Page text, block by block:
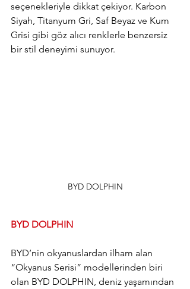
seçenekleriyle dikkat çekiyor. Karbon
Siyah, Titanyum Gri, Saf Beyaz ve Kum
Grisi gibi göz alıcı renklerle benzersiz
bir stil deneyimi sunuyor.
BYD DOLPHIN
BYD DOLPHIN
BYD’nin okyanuslardan ilham alan
“Okyanus Serisi” modellerinden biri
olan BYD DOLPHIN, deniz yaşamından